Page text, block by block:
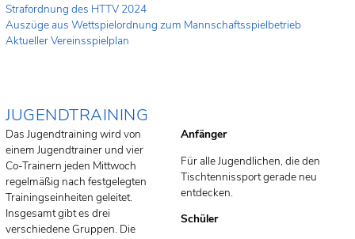
Strafordnung des HTTV 2024
Auszüge aus Wettspielordnung zum Mannschaftsspielbetrieb
Aktueller Vereinsspielplan
JUGENDTRAINING
Das Jugendtraining wird von
einem Jugendtrainer und vier
Co-Trainern jeden Mittwoch
regelmäßig nach festgelegten
Trainingseinheiten geleitet.
Insgesamt gibt es drei
verschiedene Gruppen. Die
Anfänger
Für alle Jugendlichen, die den
Tischtennissport gerade neu
entdecken.
Schüler